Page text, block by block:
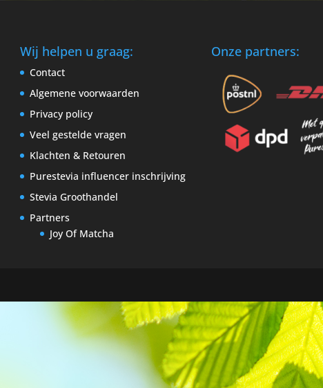
Wij helpen u graag:
Contact
Algemene voorwaarden
Privacy policy
Veel gestelde vragen
Klachten & Retouren
Purestevia influencer inschrijving
Stevia Groothandel
Partners
Joy Of Matcha
Onze partners: